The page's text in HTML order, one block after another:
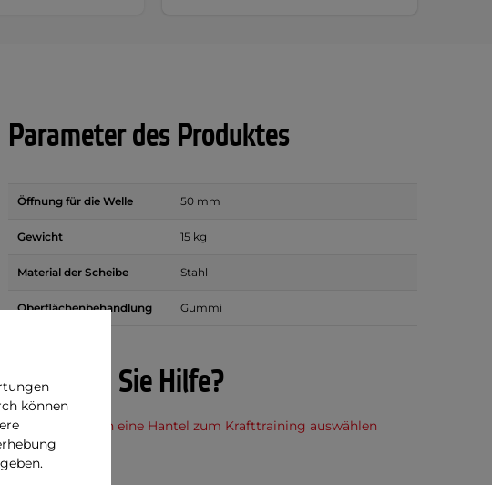
Parameter des Produktes
Öffnung für die Welle 50 mm
Gewicht 15 kg
Material der Scheibe Stahl
Oberflächenbehandlung Gummi
Brauchen Sie Hilfe?
Wie soll man eine Hantel zum Krafttraining auswählen
können